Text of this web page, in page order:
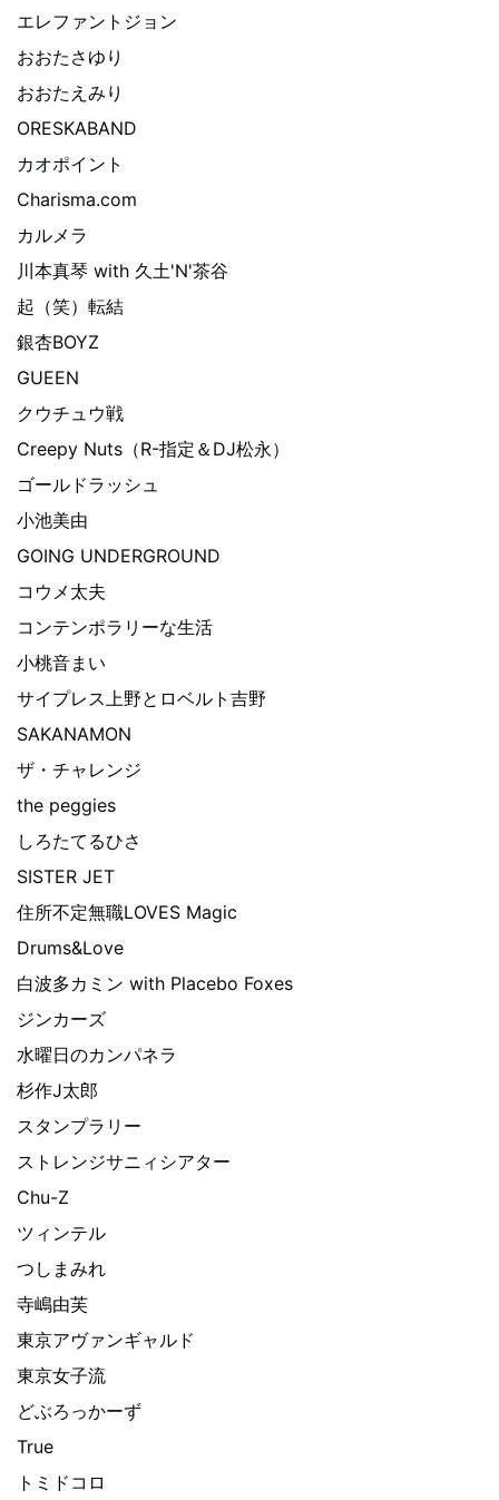
エレファントジョン
おおたさゆり
おおたえみり
ORESKABAND
カオポイント
Charisma.com
カルメラ
川本真琴 with 久土'N'茶谷
起（笑）転結
銀杏BOYZ
GUEEN
クウチュウ戦
Creepy Nuts（R-指定＆DJ松永）
ゴールドラッシュ
小池美由
GOING UNDERGROUND
コウメ太夫
コンテンポラリーな生活
小桃音まい
サイプレス上野とロベルト吉野
SAKANAMON
ザ・チャレンジ
the peggies
しろたてるひさ
SISTER JET
住所不定無職LOVES Magic
Drums&Love
白波多カミン with Placebo Foxes
ジンカーズ
水曜日のカンパネラ
杉作J太郎
スタンプラリー
ストレンジサニィシアター
Chu-Z
ツィンテル
つしまみれ
寺嶋由芙
東京アヴァンギャルド
東京女子流
どぶろっかーず
True
トミドコロ